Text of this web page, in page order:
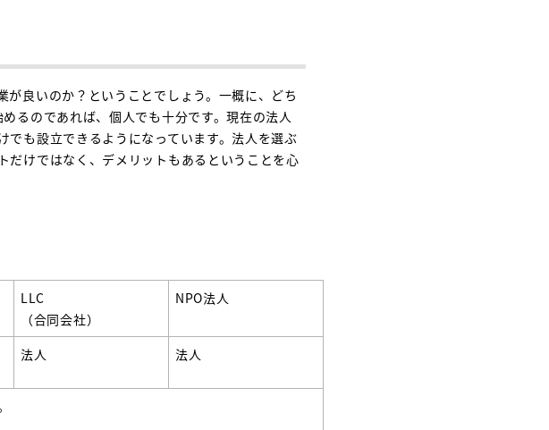
良いのか？ということでしょう。一概に、どち
るのであれば、個人でも十分です。現在の法人
も設立できるようになっています。法人を選ぶ
だけではなく、デメリットもあるということを心
LLC
（合同会社）
NPO法人
法人 法人